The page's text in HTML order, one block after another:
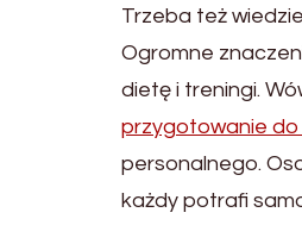
Trzeba też
Ogromne
dietę i treningi.
przygotowanie
personalnego.
każdy potrafi